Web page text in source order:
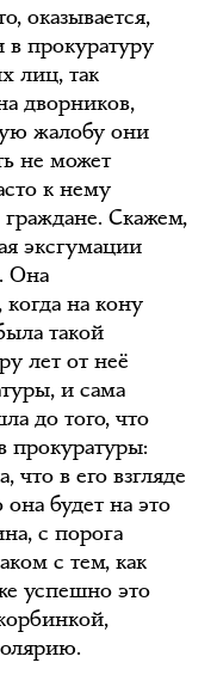
оказывается,
прокуратуру
лиц, так
дворников,
жалобу они
не может
к нему
Скажем,
эксгумации
Она
когда на кону
такой
лет от неё
и сама
до того, что
прокуратуры:
что в его взгляде
будет на это
с порога
с тем, как
успешно это